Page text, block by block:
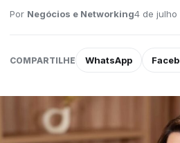
Por Negócios e Networking4 de julho
COMPARTILHE WhatsApp